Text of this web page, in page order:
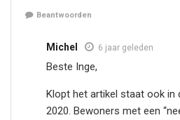
Beantwoorden
Michel 6 jaar geleden
Beste Inge,
Klopt het artikel staat ook in
2020. Bewoners met een